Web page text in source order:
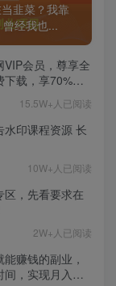
韭菜？我靠
经我也...
VIP会员，尊享全
下载，享70%的
15.5W+人已阅读
水印课程资源 长
10W+人已阅读
区，先看要求在
2W+人已阅读
赚钱的副业，
间，实现月入过